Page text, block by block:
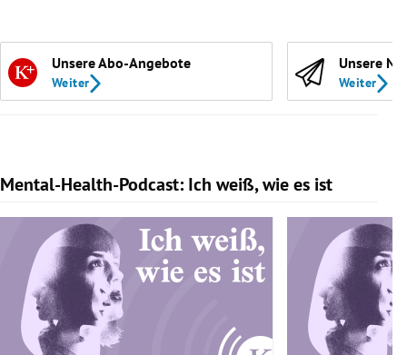
Unsere Abo-Angebote
Weiter
Unsere
Weiter
Mental-Health-Podcast: Ich weiß, wie es ist
Slide 1 von 7